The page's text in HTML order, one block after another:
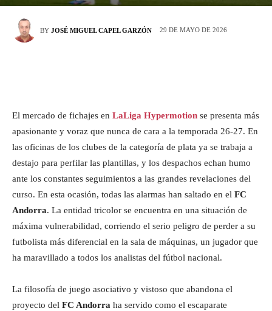
BY JOSÉ MIGUEL CAPEL GARZÓN 29 DE MAYO DE 2026
El mercado de fichajes en LaLiga Hypermotion se presenta más
apasionante y voraz que nunca de cara a la temporada 26-27. En
las oficinas de los clubes de la categoría de plata ya se trabaja a
destajo para perfilar las plantillas, y los despachos echan humo
ante los constantes seguimientos a las grandes revelaciones del
curso. En esta ocasión, todas las alarmas han saltado en el FC
Andorra. La entidad tricolor se encuentra en una situación de
máxima vulnerabilidad, corriendo el serio peligro de perder a su
futbolista más diferencial en la sala de máquinas, un jugador que
ha maravillado a todos los analistas del fútbol nacional.
La filosofía de juego asociativo y vistoso que abandona el
proyecto del FC Andorra ha servido como el escaparate